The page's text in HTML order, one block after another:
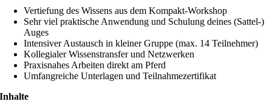
Vertiefung des Wissens aus dem Kompakt-Workshop
Sehr viel praktische Anwendung und Schulung deines (Sattel-)
Auges
Intensiver Austausch in kleiner Gruppe (max. 14 Teilnehmer)
Kollegialer Wissenstransfer und Netzwerken
Praxisnahes Arbeiten direkt am Pferd
Umfangreiche Unterlagen und Teilnahmezertifikat
Inhalte